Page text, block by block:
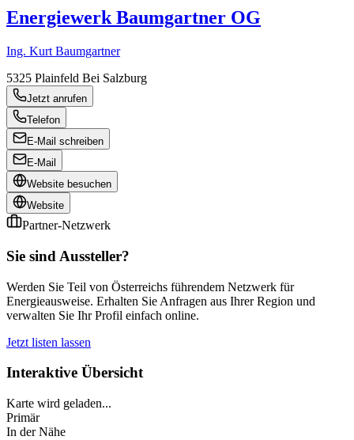
Energiewerk Baumgartner OG
Ing. Kurt Baumgartner
5325 Plainfeld Bei Salzburg
Jetzt anrufen
Telefon
E-Mail schreiben
E-Mail
Website besuchen
Website
Partner-Netzwerk
Sie sind Aussteller?
Werden Sie Teil von Österreichs führendem Netzwerk für
Energieausweise. Erhalten Sie Anfragen aus Ihrer Region und
verwalten Sie Ihr Profil einfach online.
Jetzt listen lassen
Interaktive Übersicht
Karte wird geladen...
Primär
In der Nähe